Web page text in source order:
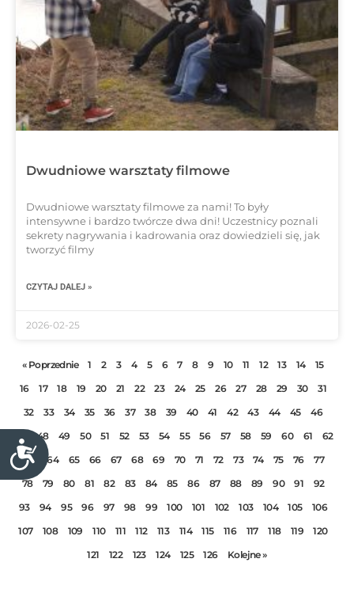
D
o
s
t
Dwudniowe warsztaty filmowe
Dwudniowe warsztaty filmowe za nami! To były
intensywne i bardzo twórcze dwa dni! Uczestnicy poznali
sekrety nagrywania i kadrowania oraz dowiedzieli się, jak
tworzyć filmy
CZYTAJ DALEJ »
2026-02-25
« Poprzednie 1 2 3 4 5 6 7 8 9 10 11 12 13 14
15
16
17 18 19 20 21 22 23 24 25 26 27 28 29 30
31
32
33 34 35 36 37 38 39 40 41 42 43 44 45
46
48 49 50 51 52 53 54 55 56 57 58 59 60 61
62
63
64 65 66 67 68 69 70 71 72 73 74 75 76
77
78
79 80 81 82 83 84 85 86 87 88 89 90 91
92
93
94 95 96 97 98 99 100 101 102 103 104 105
106
107
108 109 110 111 112 113 114 115 116 117 118 119
120
121
122 123 124 125 126 Kolejne »